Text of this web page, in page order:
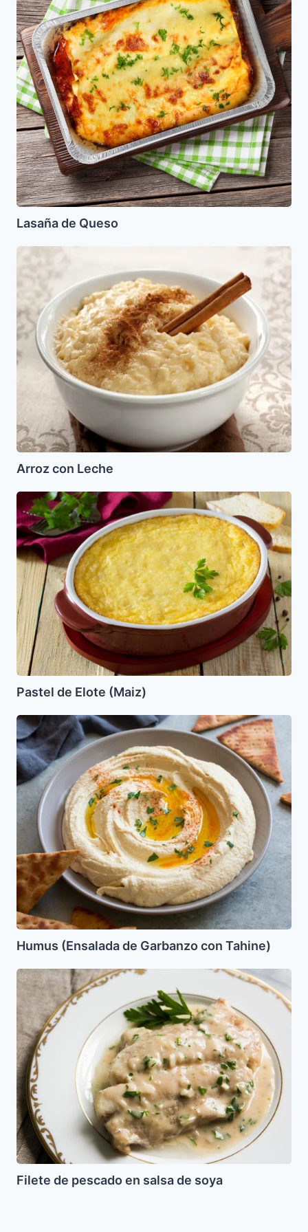
Lasaña de Queso
Arroz
Leche
Arroz con Leche
Pastel
de
Elote
(Maiz)
Pastel de Elote (Maiz)
Humus
(Ensalada
de
Garbanzo
con
Tahine)
Humus (Ensalada de Garbanzo con Tahine)
Filete
pescado
en
salsa
de
soya
Filete de pescado en salsa de soya